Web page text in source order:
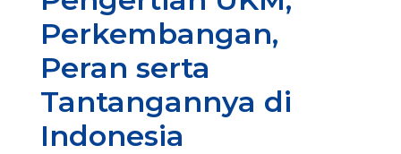
Perkembangan,
Peran serta
Tantangannya di
Indonesia